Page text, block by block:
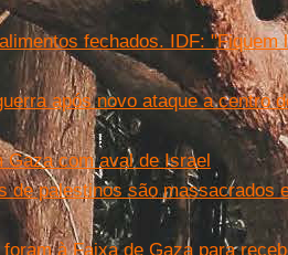
fechados. IDF: "Fiquem
após novo ataque a centro
Gaza com aval de Israel
de palestinos são massacrados
à Faixa de Gaza para